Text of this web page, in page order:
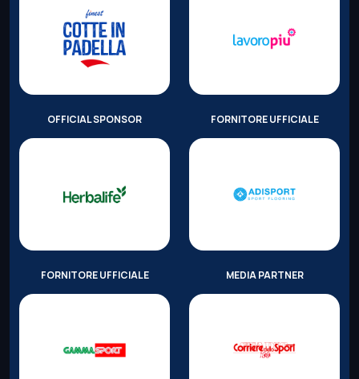
OFFICIAL SPONSOR FORNITORE UFFICIALE
FORNITORE UFFICIALE MEDIA PARTNER